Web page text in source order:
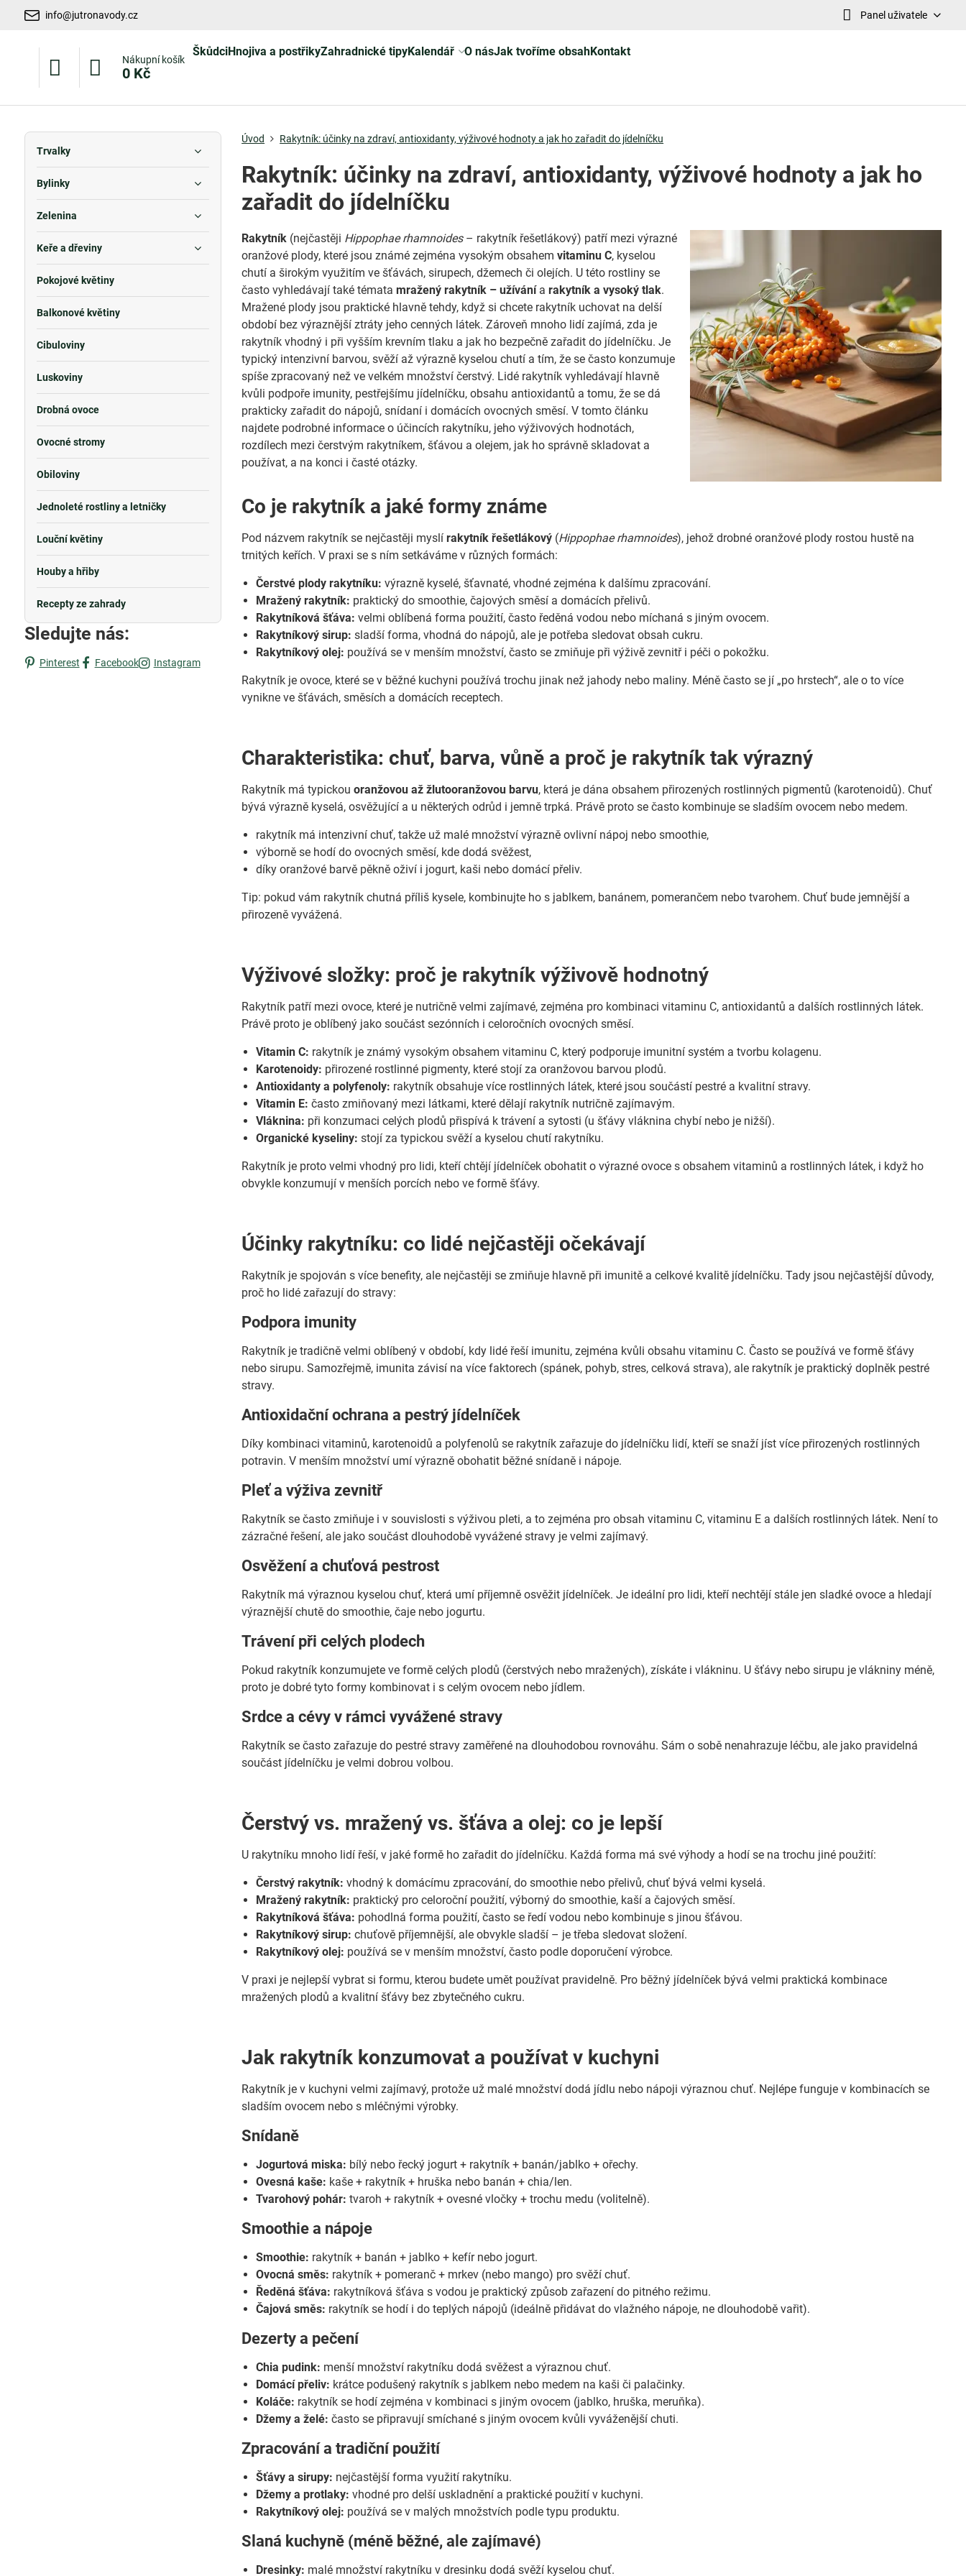
info@jutronavody.cz Panel uživatele
Nákupní košík
0 Kč
ŠkůdciHnojiva a postřikyZahradnické tipyKalendář O násJak tvoříme obsahKontakt
Úvod Rakytník: účinky na zdraví, antioxidanty, výživové hodnoty a jak ho zařadit do jídelníčku
Rakytník: účinky na zdraví, antioxidanty, výživové hodnoty a jak ho
zařadit do jídelníčku
Rakytník (nejčastěji Hippophae rhamnoides– rakytník řešetlákový) patří mezi výrazné
oranžové plody, které jsou známé zejména vysokým obsahemvitaminu C, kyselou
chutí a širokým využitím ve šťávách, sirupech, džemech či olejích. U této rostliny se
často vyhledávají také tématamražený rakytník – užíváníarakytník a vysoký tlak.
Mražené plody jsou praktické hlavně tehdy, když si chcete rakytník uchovat na delší
období bez výraznější ztráty jeho cenných látek. Zároveň mnoho lidí zajímá, zda je
rakytník vhodný i při vyšším krevním tlaku a jak ho bezpečně zařadit do jídelníčku. Je
typický intenzivní barvou, svěží až výrazně kyselou chutí a tím, že se často konzumuje
spíše zpracovaný než ve velkém množství čerstvý. Lidé rakytník vyhledávají hlavně
kvůli podpoře imunity, pestřejšímu jídelníčku, obsahu antioxidantů a tomu, že se dá
prakticky zařadit do nápojů, snídaní i domácích ovocných směsí. V tomto článku
najdete podrobné informace o účincích rakytníku, jeho výživových hodnotách,
rozdílech mezi čerstvým rakytníkem, šťávou a olejem, jak ho správně skladovat a
používat, a na konci i časté otázky.
Co je rakytník a jaké formy známe
Pod názvem rakytník se nejčastěji myslírakytník řešetlákový (Hippophae rhamnoides), jehož drobné oranžové plody rostou hustě na
trnitých keřích. V praxi se s ním setkáváme v různých formách:
Čerstvé plody rakytníku: výrazně kyselé, šťavnaté, vhodné zejména k dalšímu zpracování.
Mražený rakytník: praktický do smoothie, čajových směsí a domácích přelivů.
Rakytníková šťáva: velmi oblíbená forma použití, často ředěná vodou nebo míchaná s jiným ovocem.
Rakytníkový sirup: sladší forma, vhodná do nápojů, ale je potřeba sledovat obsah cukru.
Rakytníkový olej: používá se v menším množství, často se zmiňuje při výživě zevnitř i péči o pokožku.
Rakytník je ovoce, které se v běžné kuchyni používá trochu jinak než jahody nebo maliny. Méně často se jí „po hrstech“, ale o to více
vynikne ve šťávách, směsích a domácích receptech.
Charakteristika: chuť, barva, vůně a proč je rakytník tak výrazný
Rakytník má typickouoranžovou až žlutooranžovou barvu, která je dána obsahem přirozených rostlinných pigmentů (karotenoidů). Chuť
bývá výrazně kyselá, osvěžující a u některých odrůd i jemně trpká. Právě proto se často kombinuje se sladším ovocem nebo medem.
rakytník má intenzivní chuť, takže už malé množství výrazně ovlivní nápoj nebo smoothie,
výborně se hodí do ovocných směsí, kde dodá svěžest,
díky oranžové barvě pěkně oživí i jogurt, kaši nebo domácí přeliv.
Tip: pokud vám rakytník chutná příliš kysele, kombinujte ho s jablkem, banánem, pomerančem nebo tvarohem. Chuť bude jemnější a
přirozeně vyvážená.
Výživové složky: proč je rakytník výživově hodnotný
Rakytník patří mezi ovoce, které je nutričně velmi zajímavé, zejména pro kombinaci vitaminu C, antioxidantů a dalších rostlinných látek.
Právě proto je oblíbený jako součást sezónních i celoročních ovocných směsí.
Vitamin C: rakytník je známý vysokým obsahem vitaminu C, který podporuje imunitní systém a tvorbu kolagenu.
Karotenoidy: přirozené rostlinné pigmenty, které stojí za oranžovou barvou plodů.
Antioxidanty a polyfenoly: rakytník obsahuje více rostlinných látek, které jsou součástí pestré a kvalitní stravy.
Vitamin E: často zmiňovaný mezi látkami, které dělají rakytník nutričně zajímavým.
Vláknina: při konzumaci celých plodů přispívá k trávení a sytosti (u šťávy vláknina chybí nebo je nižší).
Organické kyseliny: stojí za typickou svěží a kyselou chutí rakytníku.
Rakytník je proto velmi vhodný pro lidi, kteří chtějí jídelníček obohatit o výrazné ovoce s obsahem vitaminů a rostlinných látek, i když ho
obvykle konzumují v menších porcích nebo ve formě šťávy.
Účinky rakytníku: co lidé nejčastěji očekávají
Rakytník je spojován s více benefity, ale nejčastěji se zmiňuje hlavně při imunitě a celkové kvalitě jídelníčku. Tady jsou nejčastější důvody,
proč ho lidé zařazují do stravy:
Podpora imunity
Rakytník je tradičně velmi oblíbený v období, kdy lidé řeší imunitu, zejména kvůli obsahu vitaminu C. Často se používá ve formě šťávy
nebo sirupu. Samozřejmě, imunita závisí na více faktorech (spánek, pohyb, stres, celková strava), ale rakytník je praktický doplněk pestré
stravy.
Antioxidační ochrana a pestrý jídelníček
Díky kombinaci vitaminů, karotenoidů a polyfenolů se rakytník zařazuje do jídelníčku lidí, kteří se snaží jíst více přirozených rostlinných
potravin. V menším množství umí výrazně obohatit běžné snídaně i nápoje.
Pleť a výživa zevnitř
Rakytník se často zmiňuje i v souvislosti s výživou pleti, a to zejména pro obsah vitaminu C, vitaminu E a dalších rostlinných látek. Není to
zázračné řešení, ale jako součást dlouhodobě vyvážené stravy je velmi zajímavý.
Osvěžení a chuťová pestrost
Rakytník má výraznou kyselou chuť, která umí příjemně osvěžit jídelníček. Je ideální pro lidi, kteří nechtějí stále jen sladké ovoce a hledají
výraznější chutě do smoothie, čaje nebo jogurtu.
Trávení při celých plodech
Pokud rakytník konzumujete ve formě celých plodů (čerstvých nebo mražených), získáte i vlákninu. U šťávy nebo sirupu je vlákniny méně,
proto je dobré tyto formy kombinovat i s celým ovocem nebo jídlem.
Srdce a cévy v rámci vyvážené stravy
Rakytník se často zařazuje do pestré stravy zaměřené na dlouhodobou rovnováhu. Sám o sobě nenahrazuje léčbu, ale jako pravidelná
součást jídelníčku je velmi dobrou volbou.
Čerstvý vs. mražený vs. šťáva a olej: co je lepší
U rakytníku mnoho lidí řeší, v jaké formě ho zařadit do jídelníčku. Každá forma má své výhody a hodí se na trochu jiné použití:
Čerstvý rakytník: vhodný k domácímu zpracování, do smoothie nebo přelivů, chuť bývá velmi kyselá.
Mražený rakytník: praktický pro celoroční použití, výborný do smoothie, kaší a čajových směsí.
Rakytníková šťáva: pohodlná forma použití, často se ředí vodou nebo kombinuje s jinou šťávou.
Rakytníkový sirup: chuťově příjemnější, ale obvykle sladší – je třeba sledovat složení.
Rakytníkový olej: používá se v menším množství, často podle doporučení výrobce.
V praxi je nejlepší vybrat si formu, kterou budete umět používat pravidelně. Pro běžný jídelníček bývá velmi praktická kombinace
mražených plodů a kvalitní šťávy bez zbytečného cukru.
Jak rakytník konzumovat a používat v kuchyni
Rakytník je v kuchyni velmi zajímavý, protože už malé množství dodá jídlu nebo nápoji výraznou chuť. Nejlépe funguje v kombinacích se
sladším ovocem nebo s mléčnými výrobky.
Snídaně
Jogurtová miska: bílý nebo řecký jogurt + rakytník + banán/jablko + ořechy.
Ovesná kaše: kaše + rakytník + hruška nebo banán + chia/len.
Tvarohový pohár: tvaroh + rakytník + ovesné vločky + trochu medu (volitelně).
Smoothie a nápoje
Smoothie: rakytník + banán + jablko + kefír nebo jogurt.
Ovocná směs: rakytník + pomeranč + mrkev (nebo mango) pro svěží chuť.
Ředěná šťáva: rakytníková šťáva s vodou je praktický způsob zařazení do pitného režimu.
Čajová směs: rakytník se hodí i do teplých nápojů (ideálně přidávat do vlažného nápoje, ne dlouhodobě vařit).
Dezerty a pečení
Chia pudink: menší množství rakytníku dodá svěžest a výraznou chuť.
Domácí přeliv: krátce podušený rakytník s jablkem nebo medem na kaši či palačinky.
Koláče: rakytník se hodí zejména v kombinaci s jiným ovocem (jablko, hruška, meruňka).
Džemy a želé: často se připravují smíchané s jiným ovocem kvůli vyváženější chuti.
Zpracování a tradiční použití
Šťávy a sirupy: nejčastější forma využití rakytníku.
Džemy a protlaky: vhodné pro delší uskladnění a praktické použití v kuchyni.
Rakytníkový olej: používá se v malých množstvích podle typu produktu.
Slaná kuchyně (méně běžné, ale zajímavé)
Dresinky: malé množství rakytníku v dresinku dodá svěží kyselou chuť.
Trvalky
Bylinky
Zelenina
Keře a dřeviny
Pokojové květiny
Balkonové květiny
Cibuloviny
Luskoviny
Drobná ovoce
Ovocné stromy
Obiloviny
Jednoleté rostliny a letničky
Louční květiny
Houby a hřiby
Recepty ze zahrady
Sledujte nás:
Pinterest Facebook Instagram